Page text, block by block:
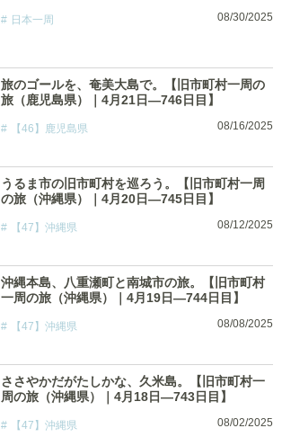
日本一周 08/30/2025
旅のゴールを、奄美大島で。【旧市町村一周の
旅（鹿児島県）｜4月21日―746日目】
【46】鹿児島県 08/16/2025
うるま市の旧市町村を巡ろう。【旧市町村一周
の旅（沖縄県）｜4月20日―745日目】
【47】沖縄県 08/12/2025
沖縄本島、八重瀬町と南城市の旅。【旧市町村
一周の旅（沖縄県）｜4月19日―744日目】
【47】沖縄県 08/08/2025
ささやかだがたしかな、久米島。【旧市町村一
周の旅（沖縄県）｜4月18日―743日目】
【47】沖縄県 08/02/2025